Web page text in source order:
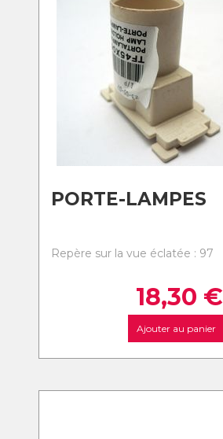
PORTE-LAMPES
Repère sur la vue éclatée : 97
18,30 €
Ajouter au panier